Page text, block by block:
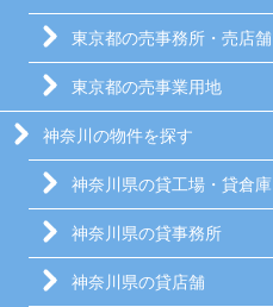
東京都の売事務所・売店舗
東京都の売事業用地
神奈川の物件を探す
神奈川県の貸工場・貸倉庫
神奈川県の貸事務所
神奈川県の貸店舗